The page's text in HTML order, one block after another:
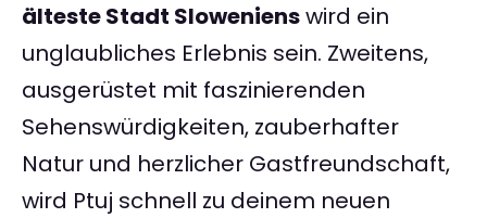
älteste Stadt Slowenienswird ein
unglaubliches Erlebnis sein. Zweitens,
ausgerüstet mit faszinierenden
Sehenswürdigkeiten, zauberhafter
Natur und herzlicher Gastfreundschaft,
wird Ptuj schnell zu deinem neuen